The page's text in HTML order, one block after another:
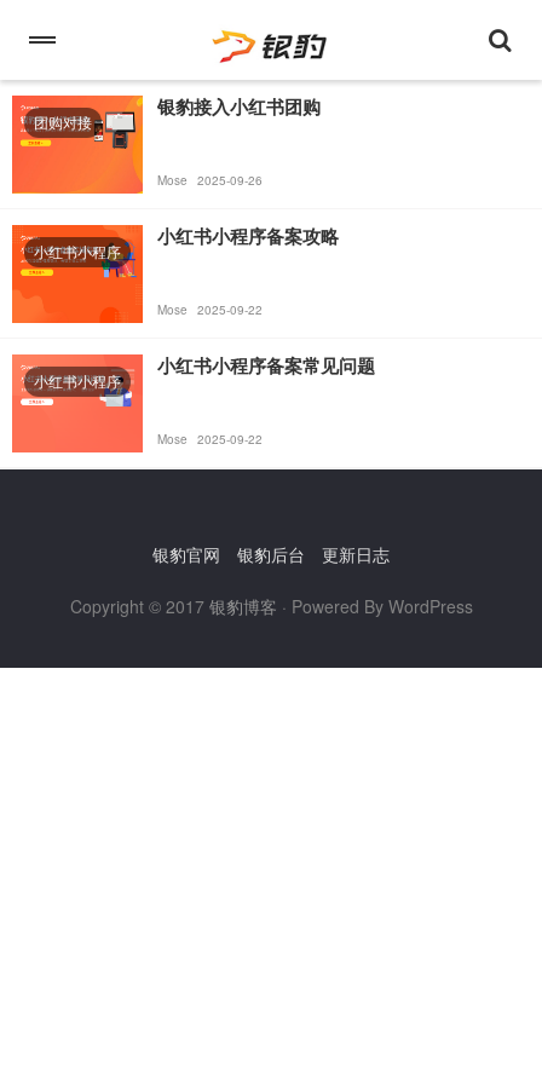
团购对接
银豹接入小红书团购
Mose 2025-09-26
小红书小程序
小红书小程序备案攻略
Mose 2025-09-22
小红书小程序
小红书小程序备案常见问题
Mose 2025-09-22
银豹官网 银豹后台 更新日志
Copyright © 2017 银豹博客 · Powered By WordPress